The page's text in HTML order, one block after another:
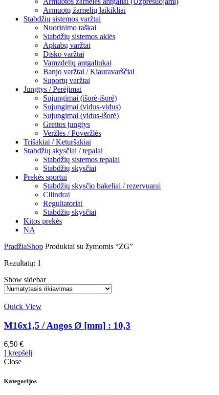
Armuotų žarnelių laikikliai
Stabdžių sistemos varžtai
Nuorinimo taškai
Stabdžių sistemos aklės
Apkabų varžtai
Disko varžtai
Vamzdelių antgaliukai
Banjo varžtai / Kiauravarščiai
Suportų varžtai
Jungtys / Perėjimai
Sujungimai (išorė-išorė)
Sujungimai (vidus-vidus)
Sujungimai (vidus-išorė)
Greitos jungtys
Veržlės / Poveržlės
Trišakiai / Keturšakiai
Stabdžių skysčiai / tepalai
Stabdžių sistemos tepalai
Stabdžių skysčiai
Prekės sportui
Stabdžių skysčio bakeliai / rezervuarai
Cilindrai
Reguliatoriai
Stabdžių skysčiai
Kitos prekės
NA
PradžiaShop Produktai su žymomis “ZG”
Rezultatų: 1
Show sidebar
Quick View
M16x1,5 / Angos Ø [mm] : 10,3
6,50 €
Į krepšelį
Close
Kategorijos